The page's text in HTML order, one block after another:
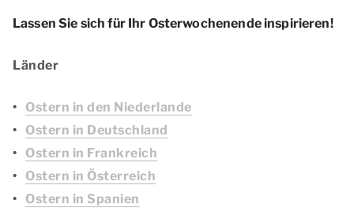
Lassen Sie sich für Ihr Osterwochenende inspirieren!
Länder
Ostern in den Niederlande
Ostern in Deutschland
Ostern in Frankreich
Ostern in Österreich
Ostern in Spanien